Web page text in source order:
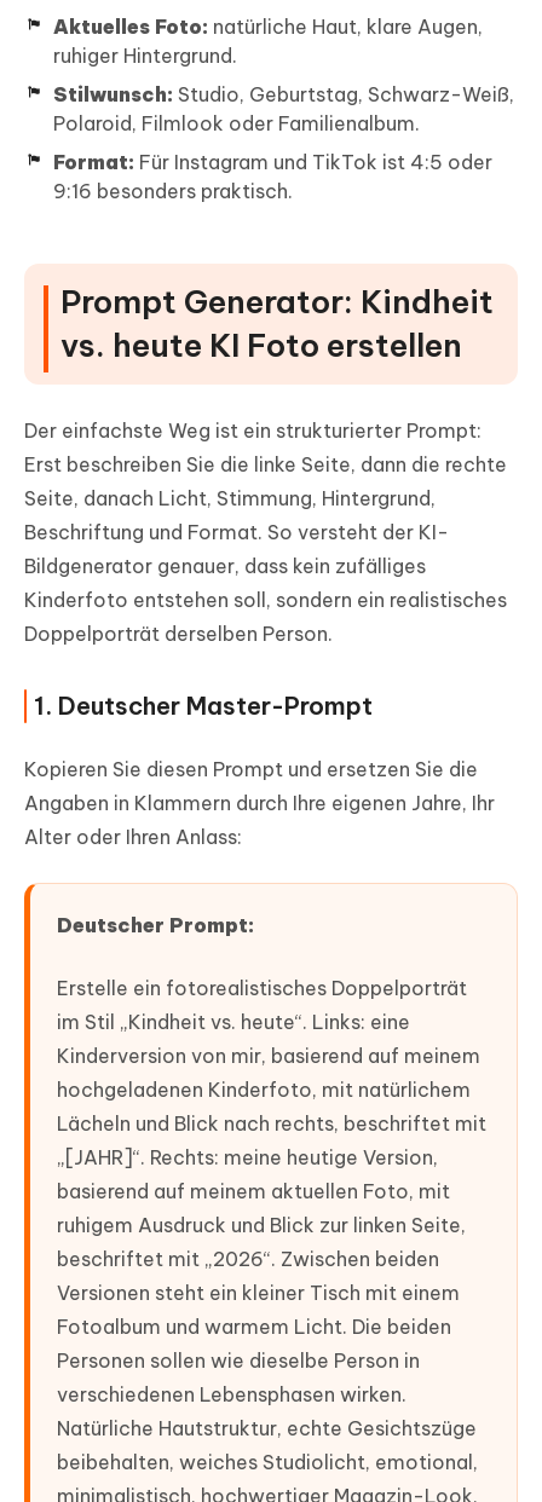
Aktuelles Foto: natürliche Haut, klare Augen,
ruhiger Hintergrund.
Stilwunsch: Studio, Geburtstag, Schwarz-Weiß,
Polaroid, Filmlook oder Familienalbum.
Format: Für Instagram und TikTok ist 4:5 oder
9:16 besonders praktisch.
Prompt Generator: Kindheit
vs. heute KI Foto erstellen
Der einfachste Weg ist ein strukturierter Prompt:
Erst beschreiben Sie die linke Seite, dann die rechte
Seite, danach Licht, Stimmung, Hintergrund,
Beschriftung und Format. So versteht der KI-
Bildgenerator genauer, dass kein zufälliges
Kinderfoto entstehen soll, sondern ein realistisches
Doppelporträt derselben Person.
1. Deutscher Master-Prompt
Kopieren Sie diesen Prompt und ersetzen Sie die
Angaben in Klammern durch Ihre eigenen Jahre, Ihr
Alter oder Ihren Anlass:
Deutscher Prompt:
Erstelle ein fotorealistisches Doppelporträt
im Stil „Kindheit vs. heute“. Links: eine
Kinderversion von mir, basierend auf meinem
hochgeladenen Kinderfoto, mit natürlichem
Lächeln und Blick nach rechts, beschriftet mit
„[JAHR]“. Rechts: meine heutige Version,
basierend auf meinem aktuellen Foto, mit
ruhigem Ausdruck und Blick zur linken Seite,
beschriftet mit „2026“. Zwischen beiden
Versionen steht ein kleiner Tisch mit einem
Fotoalbum und warmem Licht. Die beiden
Personen sollen wie dieselbe Person in
verschiedenen Lebensphasen wirken.
Natürliche Hautstruktur, echte Gesichtszüge
beibehalten, weiches Studiolicht, emotional,
minimalistisch, hochwertiger Magazin-Look,